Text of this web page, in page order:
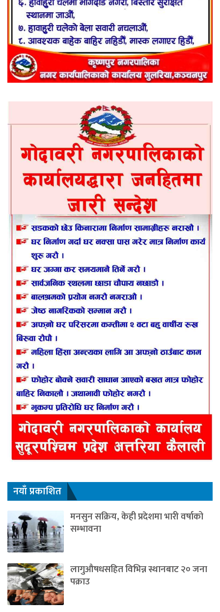
नयाँ प्रकाशित
मनसुन सक्रिय, केही प्रदेशमा भारी वर्षाको
सम्भावना
लागुऔषधसहित विभिन्न स्थानबाट २० जना
पक्राउ